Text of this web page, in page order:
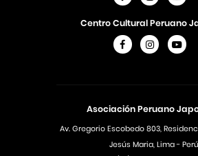
Asociación Peruano
Av. Gregorio Escobedo 803,
Jesús Maria, Lima - Perú
Centro Cultural Peruano